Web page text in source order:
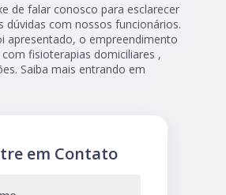
de falar conosco para esclarecer
dúvidas com nossos funcionários.
apresentado, o empreendimento
fisioterapias domiciliares ,
Saiba mais entrando em
em Contato